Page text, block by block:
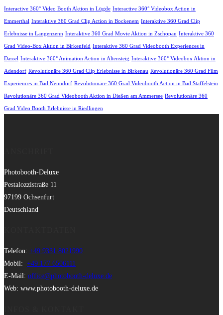
Interactive 360° Video Booth Aktion in Lügde Interactive 360° Videobox Action in
Emmerthal Interaktive 360 Grad Clip Action in Bockenem Interaktive 360 Grad Clip
Erlebnisse in Langenzenn Interaktive 360 Grad Movie Aktion in Zschopau Interaktive 360
Grad Video-Box Aktion in Birkenfeld Interaktive 360 Grad Videobooth Experiences in
Dassel Interaktive 360° Animation Action in Altensteig Interaktive 360° Videobox Aktion in
Adendorf Revolutionäre 360 Grad Clip Erlebnisse in Birkenau Revolutionäre 360 Grad Film
Experiences in Bad Nenndorf Revolutionäre 360 Grad Videobooth Action in Bad Staffelstein
Revolutionäre 360 Grad Videobooth Aktion in Dießen am Ammersee Revolutionäre 360
Grad Video Booth Erlebnisse in Riedlingen
Photobooth-Deluxe
Pestalozzistraße 11
97199 Ochsenfurt
Deutschland
Telefon: +49 9331 8021990
Mobil: +49 177 6506111
E-Mail: office@photobooth-deluxe.de
Web: www.photobooth-deluxe.de